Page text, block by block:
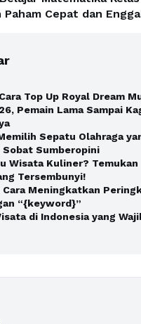
Paham Cepat dan
Top Up Royal Dream
Pemain Lama Sampai
Sepatu Olahraga
Sumberopini
Wisata Kuliner? Temukan
Tersembunyi!
Cara Meningkatkan
“{keyword}”
di Indonesia yang